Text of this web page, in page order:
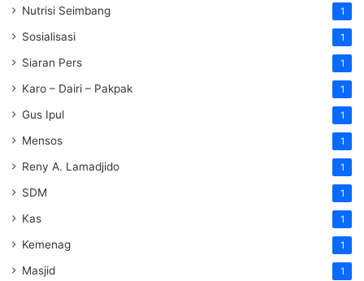
Nutrisi Seimbang 1
Sosialisasi 1
Siaran Pers 1
Karo – Dairi – Pakpak 1
Gus Ipul 1
Mensos 1
Reny A. Lamadjido 1
SDM 1
Kas 1
Kemenag 1
Masjid 1